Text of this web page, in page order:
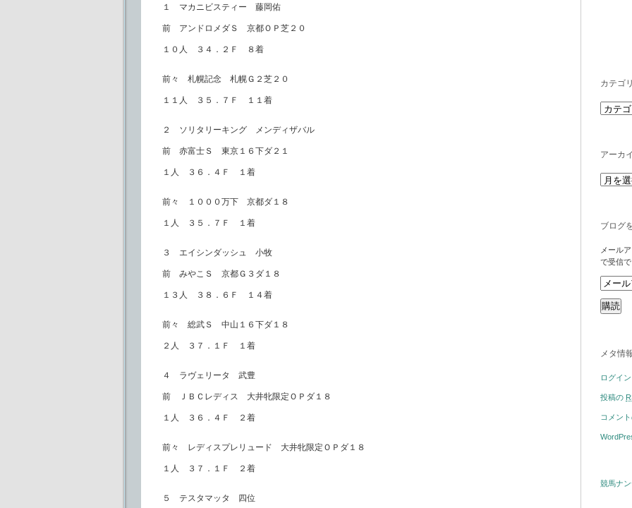
１ マカニビスティー 藤岡佑
前 アンドロメダＳ 京都ＯＰ芝２０
１０人 ３４．２Ｆ ８着
前々 札幌記念 札幌Ｇ２芝２０
１１人 ３５．７Ｆ １１着
２ ソリタリーキング メンディザバル
前 赤富士Ｓ 東京１６下ダ２１
１人 ３６．４Ｆ １着
前々 １０００万下 京都ダ１８
１人 ３５．７Ｆ １着
３ エイシンダッシュ 小牧
前 みやこＳ 京都Ｇ３ダ１８
１３人 ３８．６Ｆ １４着
前々 総武Ｓ 中山１６下ダ１８
２人 ３７．１Ｆ １着
４ ラヴェリータ 武豊
前 ＪＢＣレディス 大井牝限定ＯＰダ１８
１人 ３６．４Ｆ ２着
前々 レディスプレリュード 大井牝限定ＯＰダ１８
１人 ３７．１Ｆ ２着
５ テスタマッタ 四位
カテゴ
アーカ
ブログ
メール
で受信で
メタ情
ログイン
投稿の
コメン
競馬ナ